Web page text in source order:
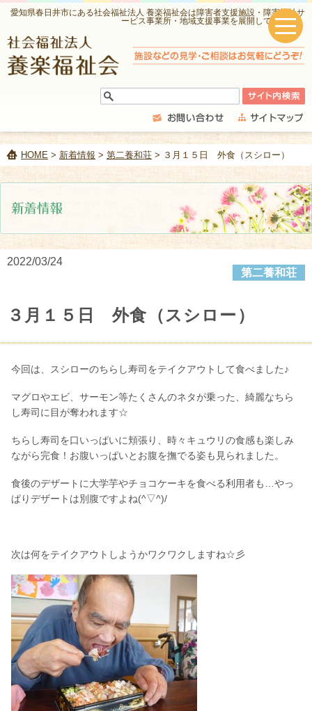
愛知県春日井市にある社会福祉法人 養楽福祉会は障害者支援施設・障害福祉サ
ービス事業所・地域支援事業を展開しています。
HOME > 新着情報 > 第二養和荘 > ３月１５日 外食（スシロー）
2022/03/24
第二養和荘
３月１５日 外食（スシロー）
今回は、スシローのちらし寿司をテイクアウトして食べました♪
マグロやエビ、サーモン等たくさんのネタが乗った、綺麗なちら
し寿司に目が奪われます☆
ちらし寿司を口いっぱいに頬張り、時々キュウリの食感も楽しみ
ながら完食！お腹いっぱいとお腹を撫でる姿も見られました。
食後のデザートに大学芋やチョコケーキを食べる利用者も…やっ
ぱりデザートは別腹ですよね(^▽^)/
次は何をテイクアウトしようかワクワクしますね☆彡